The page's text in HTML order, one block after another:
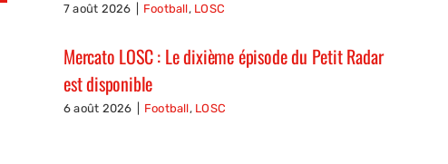
7 août 2026 Football, LOSC
Mercato LOSC : Le dixième épisode du Petit Radar
est disponible
6 août 2026 Football, LOSC